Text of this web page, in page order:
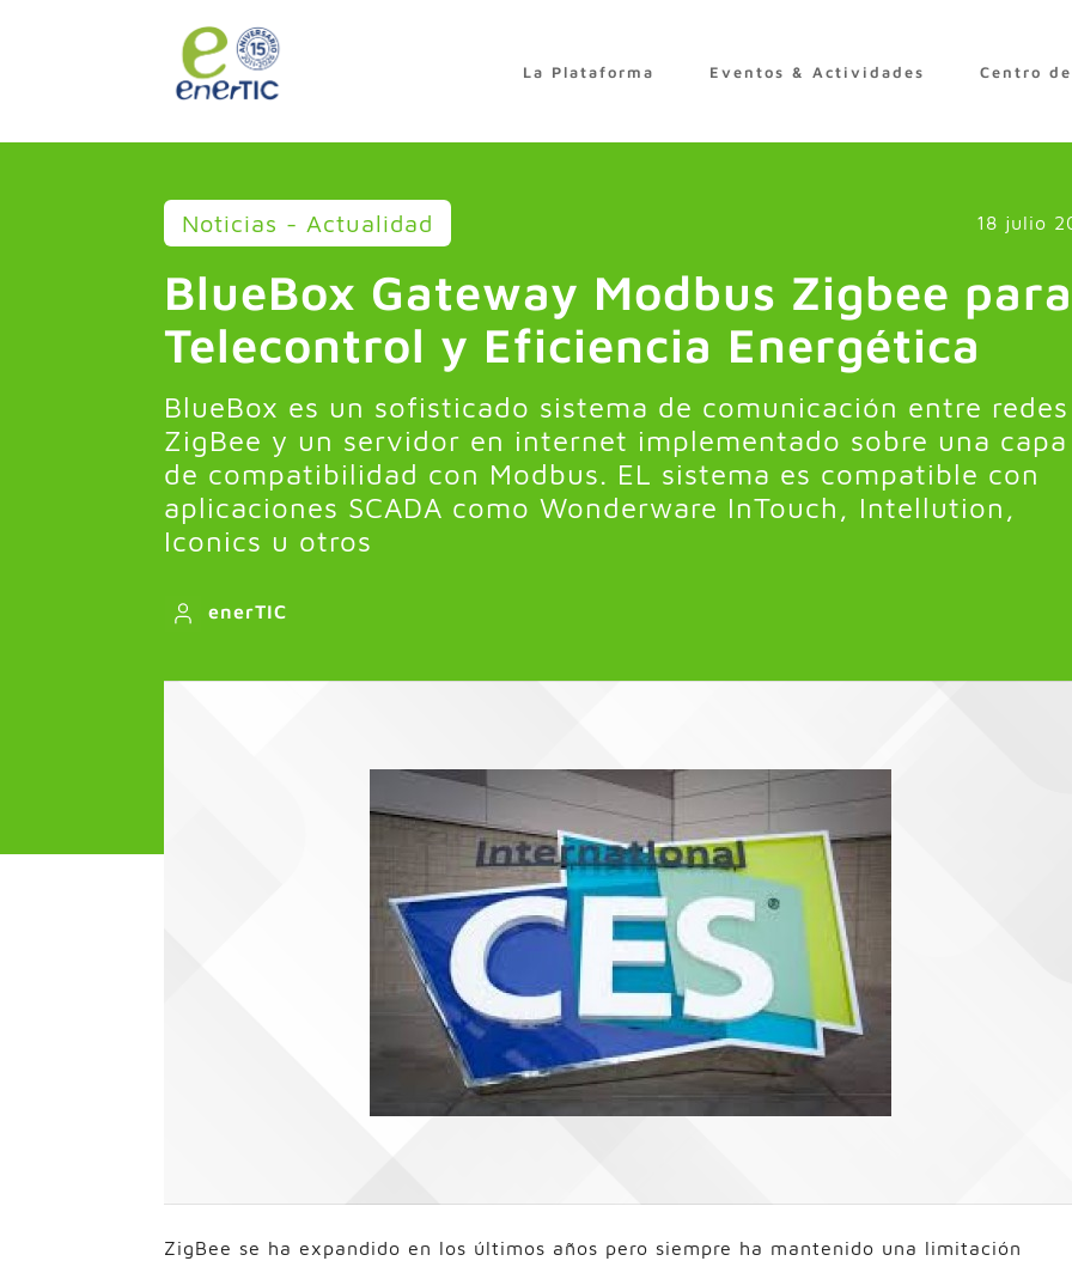
La Plataforma Eventos & Actividades Centro
Noticias - Actualidad 18 julio
BlueBox Gateway Modbus Zigbee para
Telecontrol y Eficiencia Energética
BlueBox es un sofisticado sistema de comunicación entre redes
ZigBee y un servidor en internet implementado sobre una capa
de compatibilidad con Modbus. EL sistema es compatible con
aplicaciones SCADA como Wonderware InTouch, Intellution,
Iconics u otros
enerTIC
ZigBee se ha expandido en los últimos años pero siempre ha mantenido una limitación